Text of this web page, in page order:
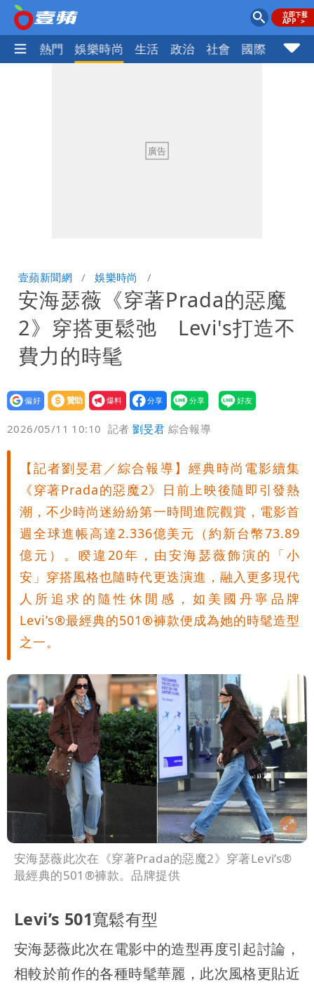
焦點 熱門 娛樂時尚 生活 政治 社會 國際 財經
壹蘋新聞網 娛樂時尚
安海瑟薇《穿著Prada的惡魔
2》穿搭更鬆弛 Levi's打造不
費力的時髦
設為
贊助
我要
爆料
2026/05/11 10:10 記者劉旻君 綜合報導
【記者劉旻君／綜合報導】經典時尚電影續集
《穿著Prada的惡魔2》日前上映後隨即引發熱
潮，不少時尚迷紛紛第一時間進院觀賞，電影首
週全球進帳高達2.336億美元（約新台幣73.89
億元）。睽違20年，由安海瑟薇飾演的「小
安」穿搭風格也隨時代更迭演進，融入更多現代
人所追求的隨性休閒感，如美國丹寧品牌
Levi’s®最經典的501®褲款便成為她的時髦造型
之一。
安海瑟薇此次在《穿著Prada的惡魔2》穿著Levi’s®
最經典的501®褲款。品牌提供
Levi’s 501寬鬆有型
安海瑟薇此次在電影中的造型再度引起討論，
相較於前作的各種時髦華麗，此次風格更貼近